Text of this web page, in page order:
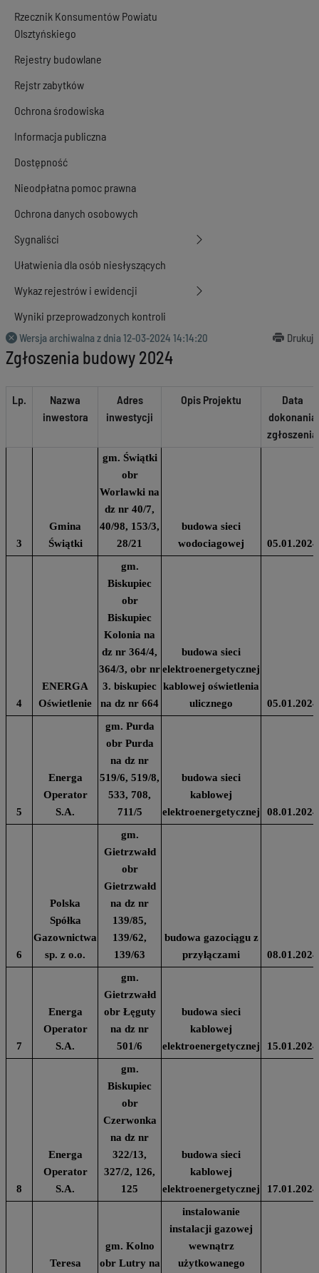
Rzecznik Konsumentów Powiatu
Olsztyńskiego
Rejestry budowlane
Rejstr zabytków
Ochrona środowiska
Informacja publiczna
Dostępność
Nieodpłatna pomoc prawna
Ochrona danych osobowych
Sygnaliści
Ułatwienia dla osób niesłyszących
Wykaz rejestrów i ewidencji
Wyniki przeprowadzonych kontroli
Wersja archiwalna z dnia 12-03-2024 14:14:20 Drukuj
Zgłoszenia budowy 2024
Lp.
Nazwa
inwestora
Adres
inwestycji
Opis Projektu
Data
dokonania
zgłoszenia
3
Gmina
Świątki
gm. Świątki
obr
Worlawki na
dz nr 40/7,
40/98, 153/3,
28/21
budowa sieci
wodociagowej
05.01.2024
4
ENERGA
Oświetlenie
gm.
Biskupiec
obr
Biskupiec
Kolonia na
dz nr 364/4,
364/3, obr nr
3. biskupiec
na dz nr 664
budowa sieci
elektroenergetycznej
kablowej oświetlenia
ulicznego
05.01.2024
5
Energa
Operator
S.A.
gm. Purda
obr Purda
na dz nr
519/6, 519/8,
533, 708,
711/5
budowa sieci
kablowej
elektroenergetycznej
08.01.2024
6
Polska
Spółka
Gazownictwa
sp. z o.o.
gm.
Gietrzwałd
obr
Gietrzwałd
na dz nr
139/85,
139/62,
139/63
budowa gazociągu z
przyłączami
08.01.2024
7
Energa
Operator
S.A.
gm.
Gietrzwałd
obr Łęguty
na dz nr
501/6
budowa sieci
kablowej
elektroenergetycznej
15.01.2024
8
Energa
Operator
S.A.
gm.
Biskupiec
obr
Czerwonka
na dz nr
322/13,
327/2, 126,
125
budowa sieci
kablowej
elektroenergetycznej
17.01.2024
Teresa
gm. Kolno
obr Lutry na
instalowanie
instalacji gazowej
wewnątrz
użytkowanego